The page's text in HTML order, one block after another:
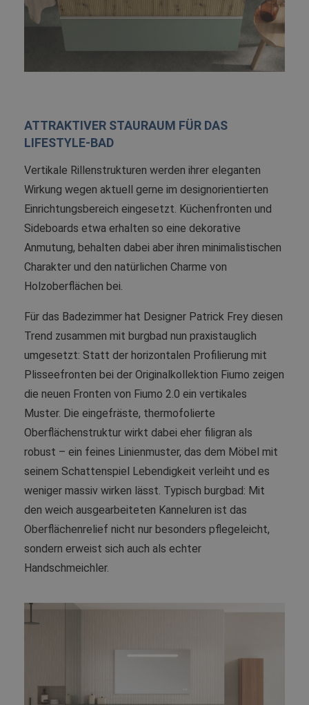
ATTRAKTIVER STAURAUM FÜR DAS
LIFESTYLE-BAD
Vertikale Rillenstrukturen werden ihrer eleganten
Wirkung wegen aktuell gerne im designorientierten
Einrichtungsbereich eingesetzt. Küchenfronten und
Sideboards etwa erhalten so eine dekorative
Anmutung, behalten dabei aber ihren minimalistischen
Charakter und den natürlichen Charme von
Holzoberflächen bei.
Für das Badezimmer hat Designer Patrick Frey diesen
Trend zusammen mit burgbad nun praxistauglich
umgesetzt: Statt der horizontalen Profilierung mit
Plisseefronten bei der Originalkollektion Fiumo zeigen
die neuen Fronten von Fiumo 2.0 ein vertikales
Muster. Die eingefräste, thermofolierte
Oberflächenstruktur wirkt dabei eher filigran als
robust – ein feines Linienmuster, das dem Möbel mit
seinem Schattenspiel Lebendigkeit verleiht und es
weniger massiv wirken lässt. Typisch burgbad: Mit
den weich ausgearbeiteten Kanneluren ist das
Oberflächenrelief nicht nur besonders pflegeleicht,
sondern erweist sich auch als echter
Handschmeichler.